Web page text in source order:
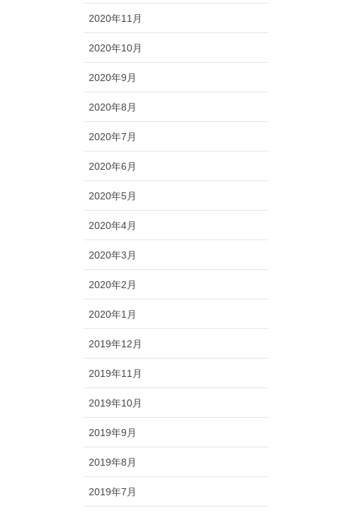
2020年11月
2020年10月
2020年9月
2020年8月
2020年7月
2020年6月
2020年5月
2020年4月
2020年3月
2020年2月
2020年1月
2019年12月
2019年11月
2019年10月
2019年9月
2019年8月
2019年7月